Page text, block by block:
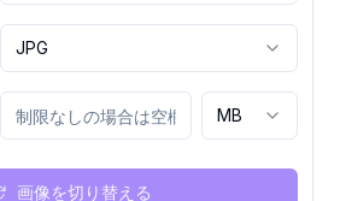
JPG
MB
画像を切り替える